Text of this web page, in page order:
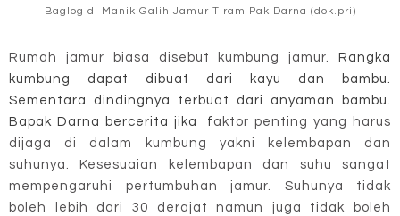
Baglog di Manik Galih Jamur Tiram Pak Darna (dok.pri)
Rumah jamur biasa disebut kumbung jamur.
Rangka
kumbung dapat dibuat dari kayu dan bambu.
Sementara dindingnya terbuat dari anyaman bambu.
Bapak Darna bercerita jika f aktor penting yang harus
dijaga di dalam kumbung yakni kelembapan dan
suhunya. Kesesuaian kelembapan dan suhu sangat
mempengaruhi pertumbuhan jamur. Suhunya tidak
boleh lebih dari 30 derajat namun juga tidak boleh